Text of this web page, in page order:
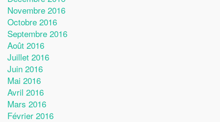
Novembre 2016
Octobre 2016
Septembre 2016
Août 2016
Juillet 2016
Juin 2016
Mai 2016
Avril 2016
Mars 2016
Février 2016